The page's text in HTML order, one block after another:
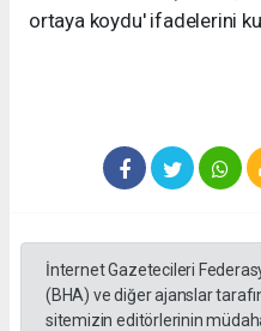
ortaya koydu' ifadelerini
İnternet Gazetecileri
(BHA) ve diğer ajanslar
sitemizin editörlerinin